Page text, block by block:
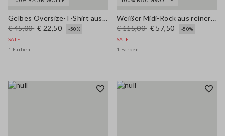
Gelbes Oversize-T-Shirt aus reiner Baumwolle mit Print
€ 45,00 € 22,50
-50%
SALE
1 Farben
Weißer Midi-Rock aus reiner Baumwolle mit Lochstickerei
€ 115,00 € 57,50
-50%
SALE
1 Farben